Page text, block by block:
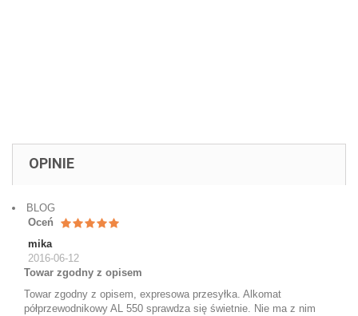
OPINIE
BLOG
Oceń
mika
2016-06-12
Towar zgodny z opisem
Towar zgodny z opisem, expresowa przesyłka. Alkomat
półprzewodnikowy AL 550 sprawdza się świetnie. Nie ma z nim